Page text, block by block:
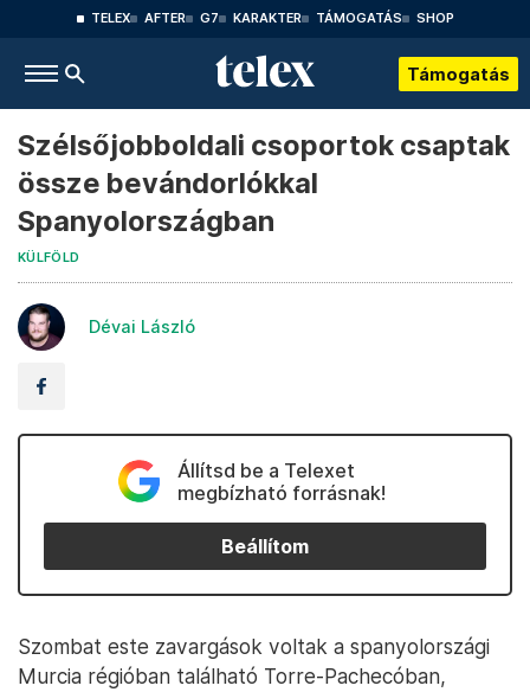
TELEX AFTER G7 KARAKTER TÁMOGATÁS SHOP
Támogatás
Szélsőjobboldali csoportok csaptak
össze bevándorlókkal
Spanyolországban
KÜLFÖLD
Dévai László
Állítsd be a Telexet
megbízható forrásnak!
Beállítom
Szombat este zavargások voltak a spanyolországi
Murcia régióban található Torre-Pachecóban,